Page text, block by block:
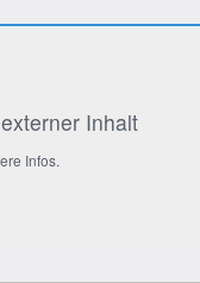
Inhalt
Infos.